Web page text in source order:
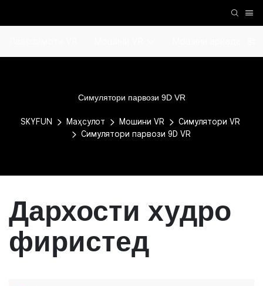
Симулятори парвози 9D VR
SKYFUN Маҳсулот Мошини VR
Симулятори VR
Симулятори парвози 9D VR
Дархости худро
фиристед